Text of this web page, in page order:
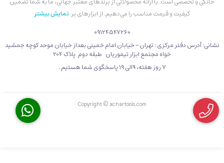
کیفیت و قیمت مناسب را می‌دهیم. از ابزارهای بر نمایش بیشتر
09124547260
نشانی: آدرس دفتر مرکزی : تهران - خیابان امام خمینی بعداز خیابان موحد کوچه جمشید
خواه مجتمع ابزار تیموریان طبقه دوم پلاک 204
۷ روز هفته، 9الی 19 پاسخگوی شما هستیم .
Copyright © achartools.com